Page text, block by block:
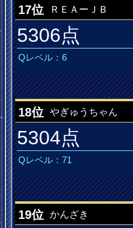
17位 ＲＥＡーＪＢ
5306点
Qレベル：6
18位 やぎゅうちゃん
5304点
Qレベル：71
19位 かんざき